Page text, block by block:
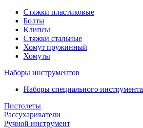
Стяжки пластиковые
Болты
Клипсы
Стяжки стальные
Хомут пружинный
Хомуты
Наборы инструментов
Наборы специального инструмента
Пистолеты
Рассухариватели
Ручной инструмент